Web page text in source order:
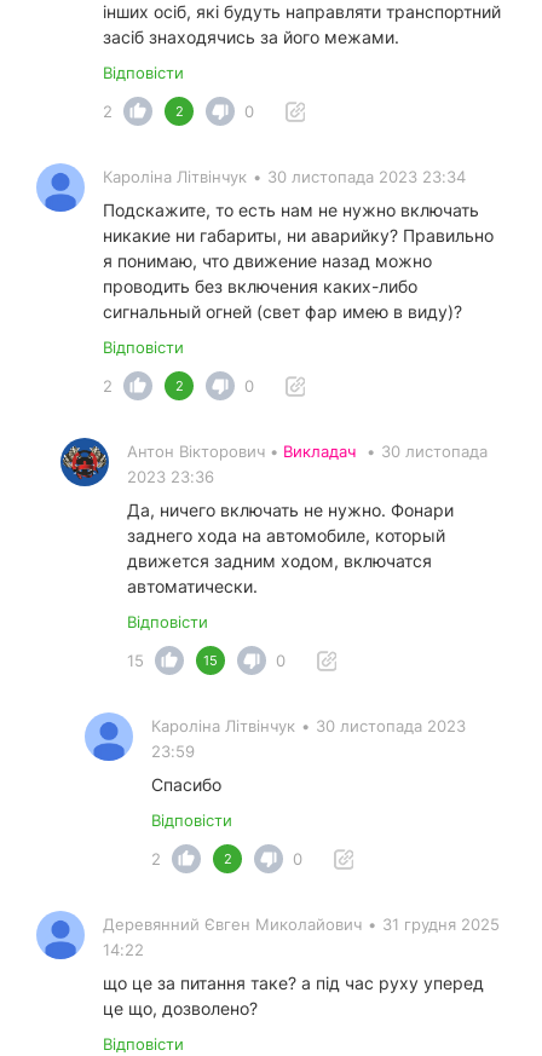
інших осіб, які будуть направляти транспортний
засіб знаходячись за його межами.
Відповісти
2
2 0
Кароліна Літвінчук • 30 листопада 2023 23:34
Подскажите, то есть нам не нужно включать
никакие ни габариты, ни аварийку? Правильно
я понимаю, что движение назад можно
проводить без включения каких-либо
сигнальный огней (свет фар имею в виду)?
Відповісти
2
2 0
Антон Вікторович • Викладач • 30 листопада
2023 23:36
Да, ничего включать не нужно. Фонари
заднего хода на автомобиле, который
движется задним ходом, включатся
автоматически.
Відповісти
15
15 0
Кароліна Літвінчук • 30 листопада 2023
23:59
Спасибо
Відповісти
2
2 0
Деревянний Євген Миколайович • 31 грудня 2025
14:22
що це за питання таке? а під час руху уперед
це що, дозволено?
Відповісти